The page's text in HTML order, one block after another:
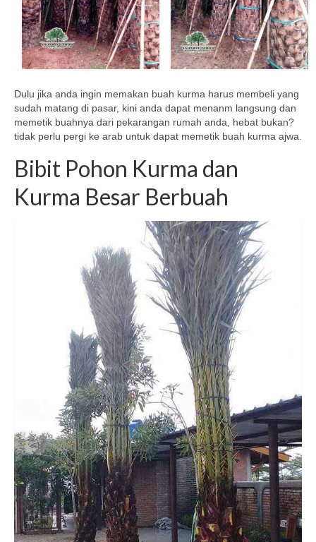
Dulu jika anda ingin memakan buah kurma harus membeli yang
sudah matang di pasar, kini anda dapat menanm langsung dan
memetik buahnya dari pekarangan rumah anda, hebat bukan?
tidak perlu pergi ke arab untuk dapat memetik buah kurma ajwa.
Bibit Pohon Kurma dan
Kurma Besar Berbuah